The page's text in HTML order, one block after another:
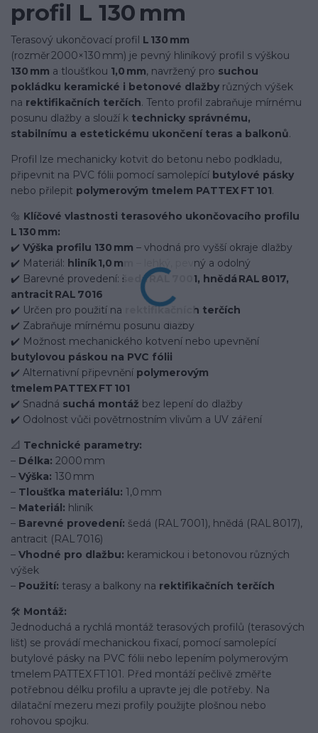
profil L 130 mm
Terasový ukončovací profil L 130 mm
(rozměr 2000×130 mm) je pevný hliníkový profil s výškou
130 mm a tloušťkou 1,0 mm, navržený pro suchou
pokládku keramické i betonové dlažby různých výšek
na rektifikačních terčích. Tento profil zabraňuje mírnému
posunu dlažby a slouží k technicky správnému,
stabilnímu a estetickému ukončení teras a balkonů.
Profil lze mechanicky kotvit do betonu nebo podkladu,
připevnit na PVC fólii pomocí samolepící butylové pásky
nebo přilepit polymerovým tmelem PATTEX FT 101.
🔩 Klíčové vlastnosti terasového ukončovacího profilu
L 130 mm:
✔️ Výška profilu 130 mm – vhodná pro vyšší okraje dlažby
✔️ Materiál: hliník 1,0 mm
– lehký, pevný a odolný
✔️ Barevné provedení: šedá RAL 7001, hnědá RAL 8017,
antracit RAL 7016
✔️ Určen pro použití na
rektifikačních terčích
✔️ Zabraňuje mírnému posunu dlažby
✔️ Možnost mechanického kotvení nebo upevnění
butylovou páskou na PVC fólii
✔️ Alternativní připevnění polymerovým
tmelem PATTEX FT 101
✔️ Snadná suchá montáž bez lepení do dlažby
✔️ Odolnost vůči povětrnostním vlivům a UV záření
📐 Technické parametry:
– Délka: 2000 mm
– Výška: 130 mm
– Tloušťka materiálu: 1,0 mm
– Materiál: hliník
– Barevné provedení: šedá (RAL 7001), hnědá (RAL 8017),
antracit (RAL 7016)
– Vhodné pro dlažbu: keramickou i betonovou různých
výšek
– Použití: terasy a balkony na rektifikačních terčích
🛠️ Montáž:
Jednoduchá a rychlá montáž terasových profilů (terasových
lišt) se provádí mechanickou fixací, pomocí samolepící
butylové pásky na PVC fólii nebo lepením polymerovým
tmelem PATTEX FT 101. Před montáží pečlivě změřte
potřebnou délku profilu a upravte jej dle potřeby. Na
dilatační mezeru mezi profily použijte plošnou nebo
rohovou spojku.